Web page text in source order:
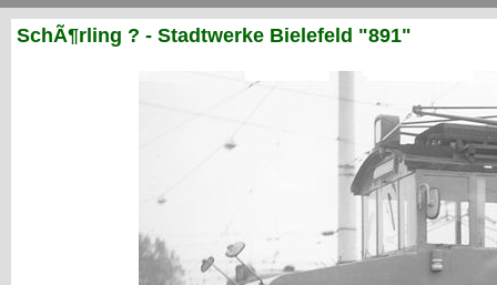
SchÃ¶rling ? - Stadtwerke Bielefeld "891"